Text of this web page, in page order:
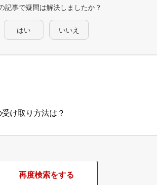
記事で疑問は解決しましたか？
はい いいえ
け取り方法は？
再度検索をする